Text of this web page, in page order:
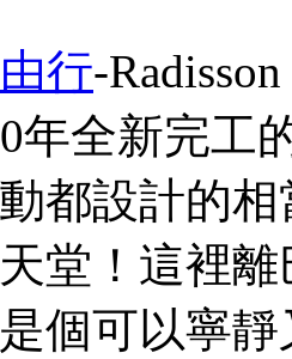
行-
年全新完工
都設計的
堂！這裡
個可以寧